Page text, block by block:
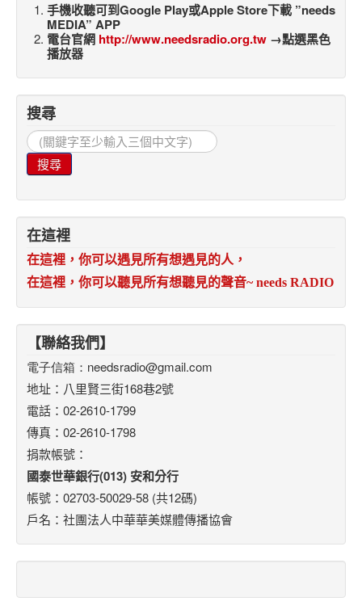
手機收聽可到Google Play或Apple Store下載 ”needs
MEDIA” APP
電台官網 http://www.needsradio.org.tw →點選黑色
播放器
搜尋
搜
尋...
搜尋
在這裡
在這裡，你可以遇見所有想遇見的人，
在這裡，你可以聽見所有想聽見的聲音~ needs RADIO
【聯絡我們】
電子信箱： needsradio@gmail.com
地址：八里賢三街168巷2號
電話：02-2610-1799
傳真：02-2610-1798
捐款帳號：
國泰世華銀行(013) 安和分行
帳號：02703-50029-58 (共12碼)
戶名：社團法人中華華美媒體傳播協會